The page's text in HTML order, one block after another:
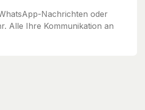
Nachrichten oder
Alle Ihre Kommunikation an